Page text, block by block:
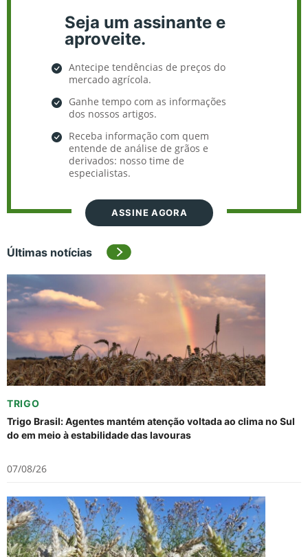
Seja um assinante e
aproveite.
Antecipe tendências de preços do
mercado agrícola.
Ganhe tempo com as informações
dos nossos artigos.
Receba informação com quem
entende de análise de grãos e
derivados: nosso time de
especialistas.
ASSINE AGORA
Últimas notícias
TRIGO
Trigo Brasil: Agentes mantém atenção voltada ao clima no Sul
do em meio à estabilidade das lavouras
07/08/26